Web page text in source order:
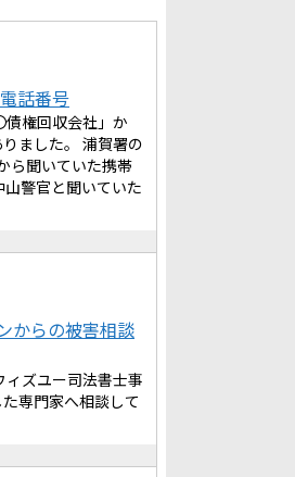
話番号
権回収会社」か
ました。 浦賀署の
ら聞いていた携帯
警官と聞いていた
からの被害相談
ズユー司法書士事
専門家へ相談して